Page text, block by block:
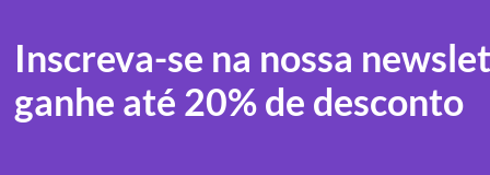
Inscreva-se na nossa
ganhe até 20% de desconto